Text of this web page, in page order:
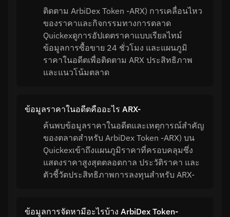
ติดตาม ArbiDex Token -ARX) การเคลื่อนไหว
ของราคาและกิจกรรมทางการตลาด
Quickexดูการอัปเดตราคาแบบเรียลไทม์
ข้อมูลการซื้อขาย 24 ชั่วโมง และแผนภูมิ
ราคาในอดีตเพื่อติดตาม ARX ประสิทธิภาพ
และแนวโน้มตลาด
ข้อมูลราคาในอดีตคืออะไร ARX-
ค้นพบข้อมูลราคาในอดีตและเหตุการณ์สำคัญ
ของตลาดสำหรับ ArbiDex Token -ARX) บน
Quickexเข้าถึงแผนภูมิราคาที่ครอบคลุมซึ่ง
แสดงราคาสูงสุดตลอดกาล ประวัติราคา และ
ตัวชี้วัดประสิทธิภาพการลงทุนสำหรับ ARX-
ข้อมูลการจัดหามีอะไรบ้าง ArbiDex Token-